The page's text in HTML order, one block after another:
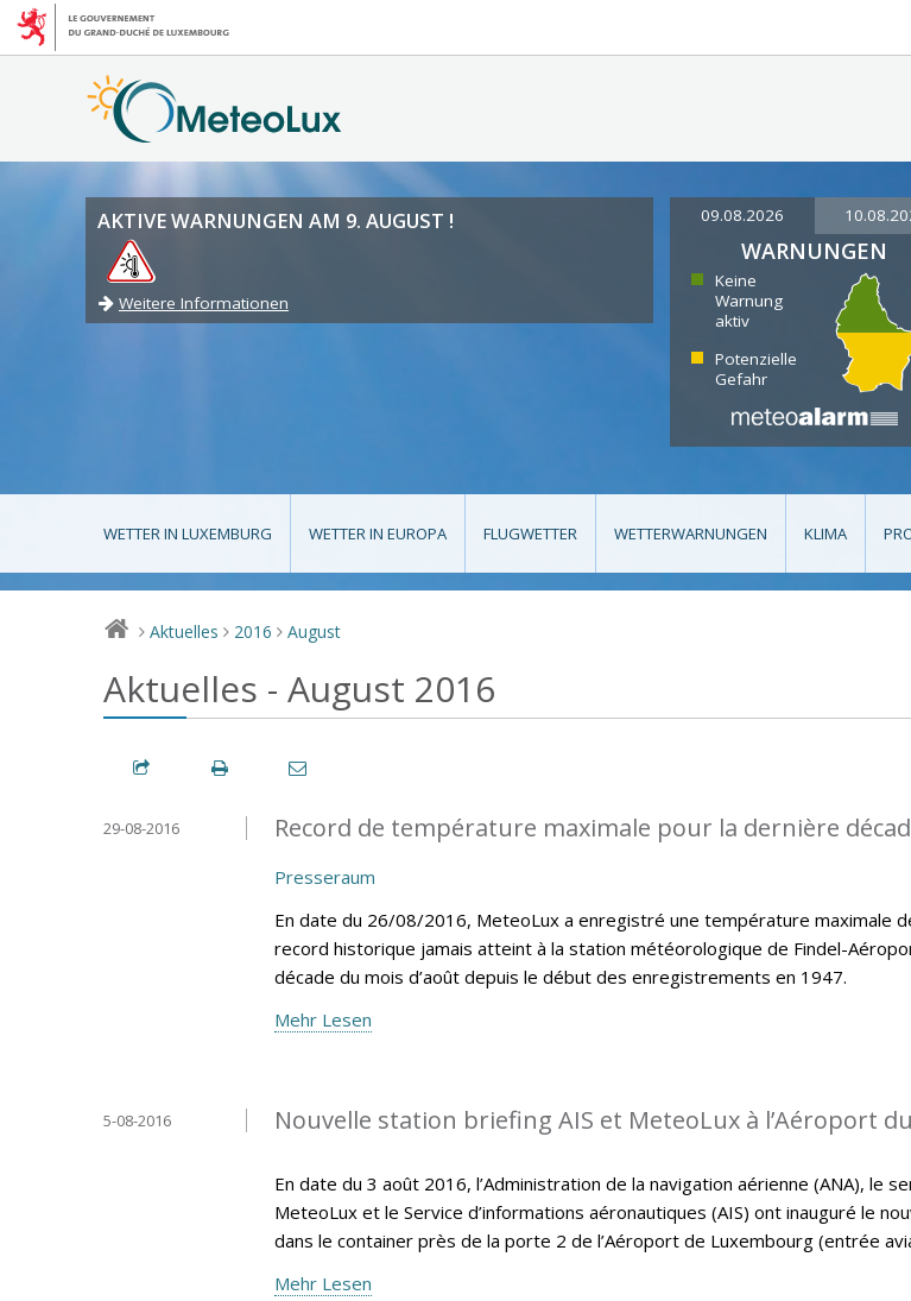
AKTIVE WARNUNGEN AM 9. AUGUST !
Weitere Informationen
09.08.2026
WARNUNGEN
Keine
Warnung
aktiv
Potenzielle
Gefahr
WETTER IN LUXEMBURG WETTER IN EUROPA FLUGWETTER WETTERWARNUNGEN KLIMA
> Aktuelles > 2016 > August
Aktuelles - August 2016
Record de température maximale pour la dernière
29-08-2016
Presseraum
En date du 26/08/2016, MeteoLux a enregistré une température maximale de
record historique jamais atteint à la station météorologique de Findel-
décade du mois d’août depuis le début des enregistrements en 1947.
Mehr Lesen
Nouvelle station briefing AIS et MeteoLux à l’Aéroport
5-08-2016
En date du 3 août 2016, l’Administration de la navigation aérienne (ANA), le
MeteoLux et le Service d’informations aéronautiques (AIS) ont inauguré le
dans le container près de la porte 2 de l’Aéroport de Luxembourg (entrée
Mehr Lesen